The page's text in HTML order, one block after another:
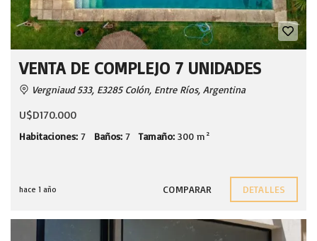
VENTA DE COMPLEJO 7 UNIDADES
Vergniaud 533, E3285 Colón, Entre Ríos, Argentina
U$D170.000
Habitaciones: 7 Baños: 7 Tamaño: 300 m²
hace 1 año COMPARAR DETALLES